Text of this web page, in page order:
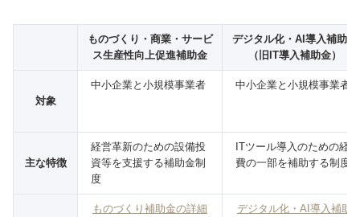
ものづくり・商業・サービ
ス生産性向上促進補助金
デジタル化・AI導入補助金
（旧IT導入補助金）
対象
中小企業と小規模事業者 中小企業と小規模事業者
主な特徴
経営革新のための設備投
資等を支援する補助金制
度
ITツール導入のための経
費の一部を補助する制度
ものづくり補助金の詳細
デジタル化・AI導入補助